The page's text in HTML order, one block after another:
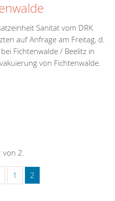
Sanität vom DRK
auf Anfrage am Freitag, d.
Fichtenwalde / Beelitz in
von Fichtenwalde.
von 2.
1 2